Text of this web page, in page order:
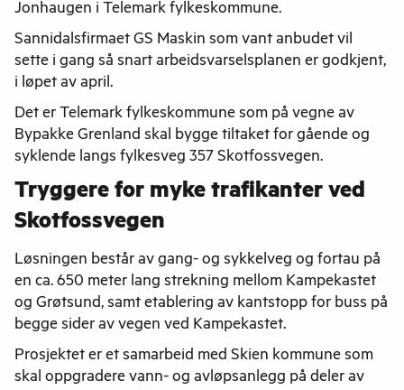
Jonhaugen i Telemark fylkeskommune.
Sannidalsfirmaet GS Maskin som vant anbudet vil
sette i gang så snart arbeidsvarselsplanen er godkjent,
i løpet av april.
Det er Telemark fylkeskommune som på vegne av
Bypakke Grenland skal bygge tiltaket for gående og
syklende langs fylkesveg 357 Skotfossvegen.
Tryggere for myke trafikanter ved
Skotfossvegen
Løsningen består av gang- og sykkelveg og fortau på
en ca. 650 meter lang strekning mellom Kampekastet
og Grøtsund, samt etablering av kantstopp for buss på
begge sider av vegen ved Kampekastet.
Prosjektet er et samarbeid med Skien kommune som
skal oppgradere vann- og avløpsanlegg på deler av